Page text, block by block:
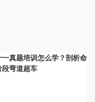
真题培训怎么学？剖析命
段弯道超车